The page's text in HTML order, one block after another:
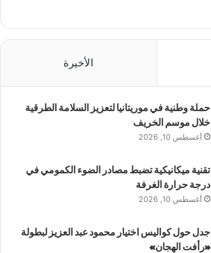
الأخيرة
حملة وطنية في موريتانيا لتعزيز السلامة الطرقية
خلال موسم الخريف
أغسطس 10, 2026
تقنية ميكانيكية تضبط مصادر الضوء الكمومي في
درجة حرارة الغرفة
أغسطس 10, 2026
جدل حول كواليس اختيار محمود عبد العزيز لبطولة
«رأفت الهجان»